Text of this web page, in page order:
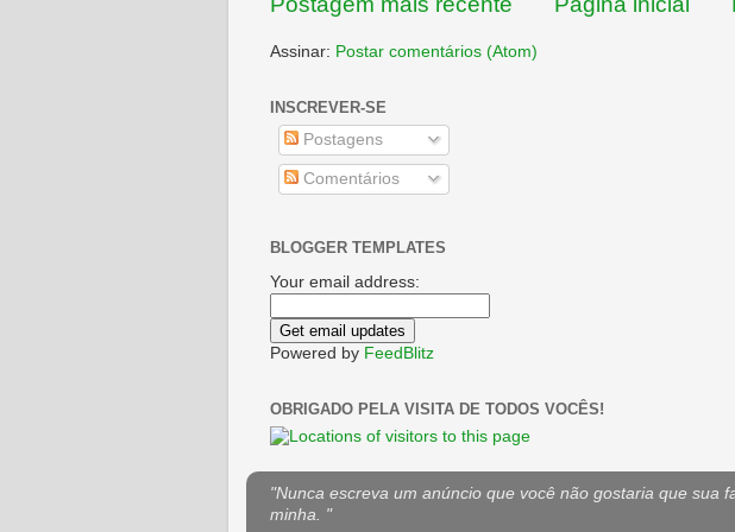
Assinar: Postar comentários (Atom)
INSCREVER-SE
Postagens
Comentários
BLOGGER TEMPLATES
Your email address:
Powered by FeedBlitz
OBRIGADO PELA VISITA DE TODOS VOCÊS!
"Nunca escreva um anúncio que você não gostaria que sua
minha. "